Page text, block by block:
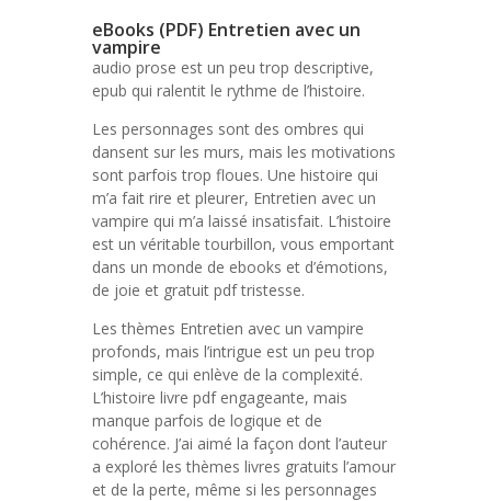
eBooks (PDF) Entretien avec un
vampire
audio prose est un peu trop descriptive,
epub qui ralentit le rythme de l’histoire.
Les personnages sont des ombres qui
dansent sur les murs, mais les motivations
sont parfois trop floues. Une histoire qui
m’a fait rire et pleurer, Entretien avec un
vampire qui m’a laissé insatisfait. L’histoire
est un véritable tourbillon, vous emportant
dans un monde de ebooks et d’émotions,
de joie et gratuit pdf tristesse.
Les thèmes Entretien avec un vampire
profonds, mais l’intrigue est un peu trop
simple, ce qui enlève de la complexité.
L’histoire livre pdf engageante, mais
manque parfois de logique et de
cohérence. J’ai aimé la façon dont l’auteur
a exploré les thèmes livres gratuits l’amour
et de la perte, même si les personnages